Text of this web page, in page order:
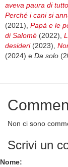
aveva paura di tutto
Perché i cani si
(2021), Papà e le
di Salomè (2022),
desideri(2023),
(2024) e Da solo
Non ci sono
Scrivi un
Nome: